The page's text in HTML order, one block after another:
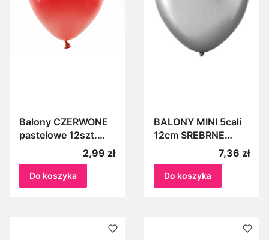
Balony CZERWONE
pastelowe 12szt.
27cm Zestaw balonó
lateksowych
czerwonych 10cali
Cena
2,99 zł
Do koszyka
BALONY MINI 5cali
12cm SREBRNE
CHROMOWANE
20szt do łuków,
girland z balonów
Cena
7,36 zł
Do koszyka